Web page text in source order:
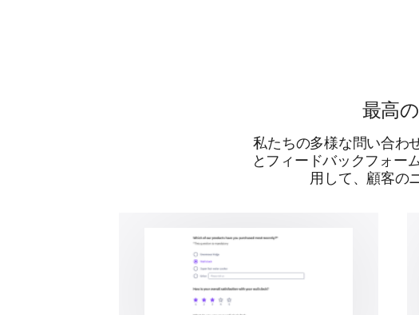
最高
私たちの多様な問い合わ
とフィードバックフォー
用して、顧客の